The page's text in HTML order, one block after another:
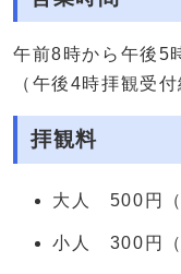
午前8時から午後5
（午後4時拝観受付
拝観料
大人 500円（
小人 300円（